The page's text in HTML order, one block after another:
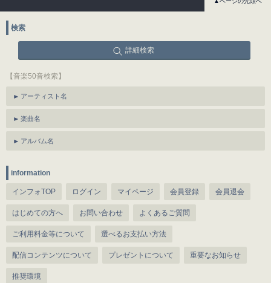
検索
詳細検索
【音楽50音検索】
アーティスト名
楽曲名
アルバム名
information
インフォTOP ログイン マイページ 会員登録 会員退会
はじめての方へ お問い合わせ よくあるご質問
ご利用料金等について 選べるお支払い方法
配信コンテンツについて プレゼントについて 重要なお知らせ
推奨環境